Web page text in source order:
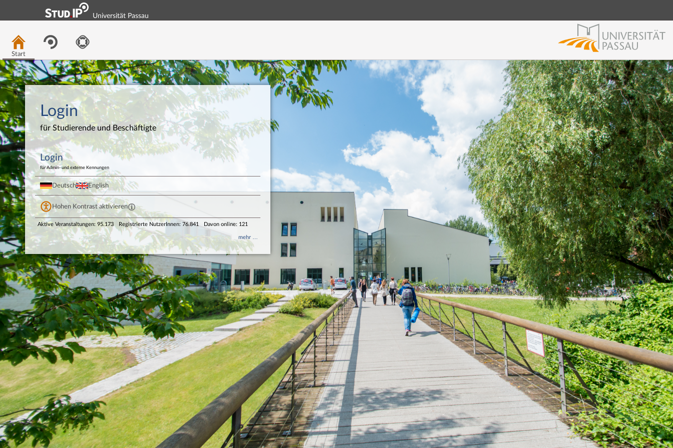
Hauptnavigation
Universität Passau
Start
Login
für Studierende und Beschäftigte
Login
für Admin- und externe Kennungen
Deutsch English
Hohen Kontrast aktivieren
Aktive Veranstaltungen: 95.173 Registrierte NutzerInnen: 76.841 Davon online: 121
mehr …